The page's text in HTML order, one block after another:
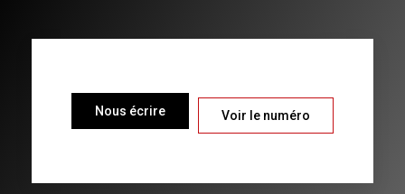
Nous écrire Voir le numéro